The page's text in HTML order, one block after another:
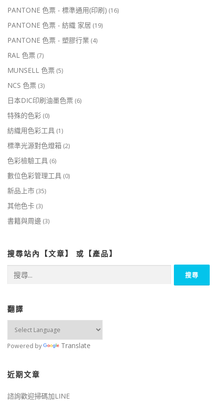
PANTONE 色票 - 標準通用(印刷) (16)
PANTONE 色票 - 紡織 家居 (19)
PANTONE 色票 - 塑膠行業 (4)
RAL 色票 (7)
MUNSELL 色票 (5)
NCS 色票 (3)
日本DIC印刷油墨色票 (6)
特殊的色彩 (0)
紡織用色彩工具 (1)
標準光源對色燈箱 (2)
色彩檢驗工具 (6)
數位色彩管理工具 (0)
新品上市 (35)
其他色卡 (3)
書籍與周邊 (3)
搜尋站內【文章】 或【產品】
字:
翻譯
Powered by Translate
近期文章
諮詢歡迎掃碼加LINE